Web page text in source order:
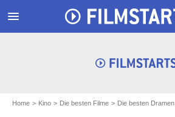
menu
Home Kino Die besten Filme Die besten Dramen